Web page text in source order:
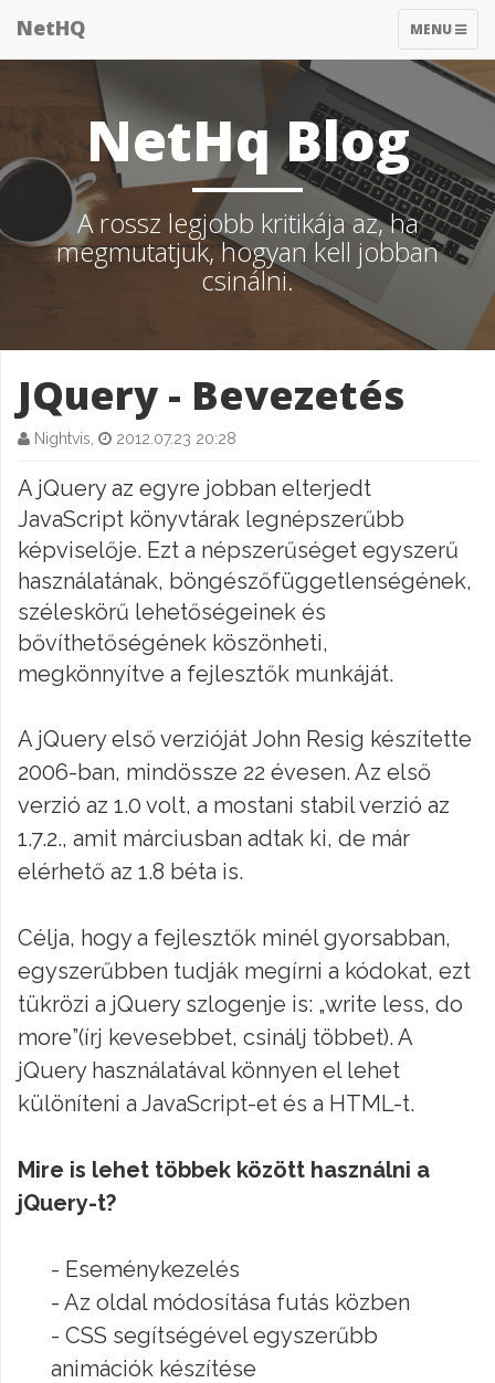
TOGGLE
MENU
NetHQ
NetHq Blog
A rossz legjobb kritikája az, ha
megmutatjuk, hogyan kell jobban
csinálni.
JQuery - Bevezetés
Nightvis, 2012.07.23 20:28
A jQuery az egyre jobban elterjedt
JavaScript könyvtárak legnépszerűbb
képviselője. Ezt a népszerűséget egyszerű
használatának, böngészőfüggetlenségének,
széleskörű lehetőségeinek és
bővíthetőségének köszönheti,
megkönnyítve a fejlesztők munkáját.
A jQuery első verzióját John Resig készítette
2006-ban, mindössze 22 évesen. Az első
verzió az 1.0 volt, a mostani stabil verzió az
1.7.2., amit márciusban adtak ki, de már
elérhető az 1.8 béta is.
Célja, hogy a fejlesztők minél gyorsabban,
egyszerűbben tudják megírni a kódokat, ezt
tükrözi a jQuery szlogenje is: „write less, do
more”(írj kevesebbet, csinálj többet). A
jQuery használatával könnyen el lehet
különíteni a JavaScript-et és a HTML-t.
Mire is lehet többek között használni a
jQuery-t?
- Eseménykezelés
- Az oldal módosítása futás közben
- CSS segítségével egyszerűbb
animációk készítése